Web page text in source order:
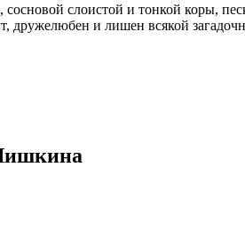
слоистой и тонкой коры,
дружелюбен и лишен всякой